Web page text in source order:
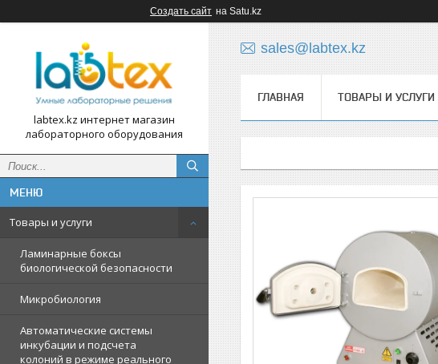
Создать сайт на Satu.kz
labtex.kz интернет магазин
лабораторного оборудования
Товары и услуги
Ламинарные боксы
биологической безопасности
Микробиология
Автоматические системы
инкубации и подсчета
колоний в режиме реального
sales@labtex.kz
ГЛАВНАЯ ТОВАРЫ И УСЛУГИ